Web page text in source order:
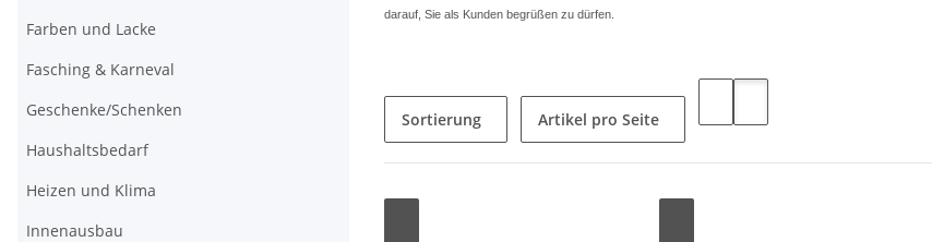
darauf, Sie als Kunden begrüßen zu dürfen.
Sortierung Artikel pro Seite
Farben und Lacke
Fasching & Karneval
Geschenke/Schenken
Haushaltsbedarf
Heizen und Klima
Innenausbau